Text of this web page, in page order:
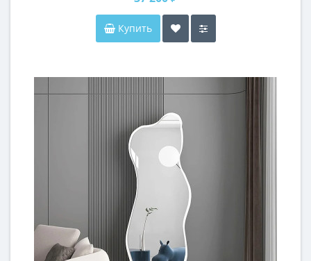
Купить